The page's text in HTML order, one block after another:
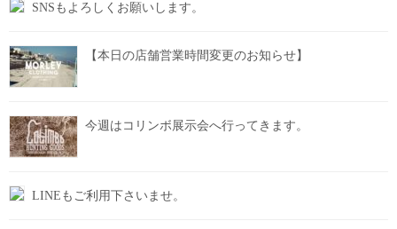
SNSもよろしくお願いします。
【本日の店舗営業時間変更のお知らせ】
今週はコリンボ展示会へ行ってきます。
LINEもご利用下さいませ。